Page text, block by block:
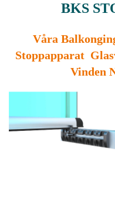
BKS
Våra
Stoppapparat
Vinden